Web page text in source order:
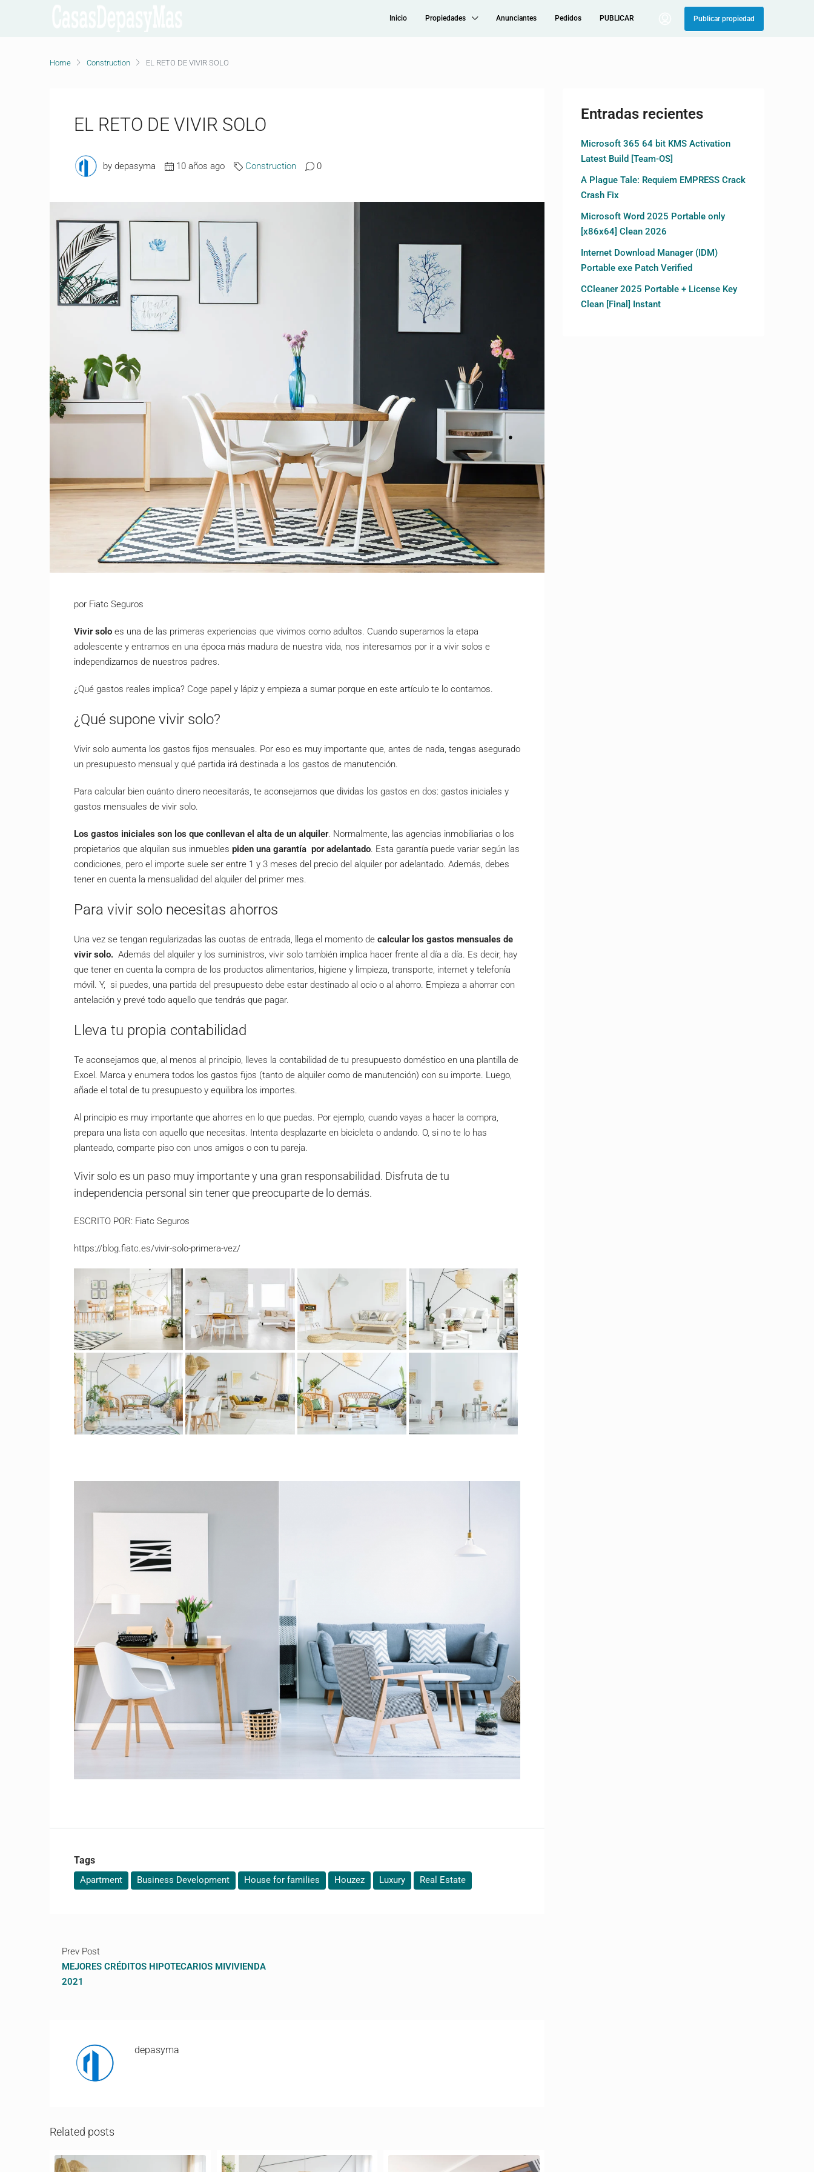
Inicio Propiedades Anunciantes Pedidos PUBLICAR Publicar propiedad
Home Construction EL RETO DE VIVIR SOLO
EL RETO DE VIVIR SOLO
by depasyma 10 años ago Construction 0
por Fiatc Seguros
Vivir solo es una de las primeras experiencias que vivimos como adultos. Cuando superamos la etapa
adolescente y entramos en una época más madura de nuestra vida, nos interesamos por ir a vivir solos e
independizarnos de nuestros padres.
¿Qué gastos reales implica? Coge papel y lápiz y empieza a sumar porque en este artículo te lo contamos.
¿Qué supone vivir solo?
Vivir solo aumenta los gastos fijos mensuales. Por eso es muy importante que, antes de nada, tengas asegurado
un presupuesto mensual y qué partida irá destinada a los gastos de manutención.
Para calcular bien cuánto dinero necesitarás, te aconsejamos que dividas los gastos en dos: gastos iniciales y
gastos mensuales de vivir solo.
Los gastos iniciales son los que conllevan el alta de un alquiler. Normalmente, las agencias inmobiliarias o los
propietarios que alquilan sus inmuebles piden una garantía por adelantado. Esta garantía puede variar según las
condiciones, pero el importe suele ser entre 1 y 3 meses del precio del alquiler por adelantado. Además, debes
tener en cuenta la mensualidad del alquiler del primer mes.
Para vivir solo necesitas ahorros
Una vez se tengan regularizadas las cuotas de entrada, llega el momento de calcular los gastos mensuales de
vivir solo. Además del alquiler y los suministros, vivir solo también implica hacer frente al día a día. Es decir, hay
que tener en cuenta la compra de los productos alimentarios, higiene y limpieza, transporte, internet y telefonía
móvil. Y, si puedes, una partida del presupuesto debe estar destinado al ocio o al ahorro. Empieza a ahorrar con
antelación y prevé todo aquello que tendrás que pagar.
Lleva tu propia contabilidad
Te aconsejamos que, al menos al principio, lleves la contabilidad de tu presupuesto doméstico en una plantilla de
Excel. Marca y enumera todos los gastos fijos (tanto de alquiler como de manutención) con su importe. Luego,
añade el total de tu presupuesto y equilibra los importes.
Al principio es muy importante que ahorres en lo que puedas. Por ejemplo, cuando vayas a hacer la compra,
prepara una lista con aquello que necesitas. Intenta desplazarte en bicicleta o andando. O, si no te lo has
planteado, comparte piso con unos amigos o con tu pareja.
Vivir solo es un paso muy importante y una gran responsabilidad. Disfruta de tu
independencia personal sin tener que preocuparte de lo demás.
ESCRITO POR: Fiatc Seguros
https://blog.fiatc.es/vivir-solo-primera-vez/
Tags
Apartment Business Development House for families Houzez Luxury Real Estate
Prev Post
MEJORES CRÉDITOS HIPOTECARIOS MIVIVIENDA
2021
depasyma
Related posts
Entradas recientes
Microsoft 365 64 bit KMS Activation
Latest Build [Team-OS]
A Plague Tale: Requiem EMPRESS Crack
Crash Fix
Microsoft Word 2025 Portable only
[x86x64] Clean 2026
Internet Download Manager (IDM)
Portable exe Patch Verified
CCleaner 2025 Portable + License Key
Clean [Final] Instant